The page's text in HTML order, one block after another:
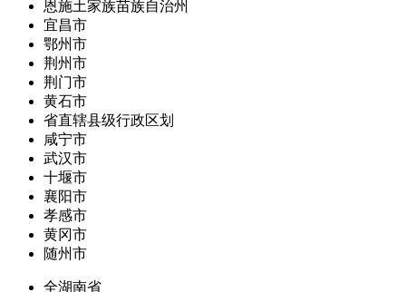
恩施土家族苗族自治州
宜昌市
鄂州市
荆州市
荆门市
黄石市
省直辖县级行政区划
咸宁市
武汉市
十堰市
襄阳市
孝感市
黄冈市
随州市
全湖南省